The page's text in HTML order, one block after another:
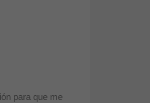
para que me